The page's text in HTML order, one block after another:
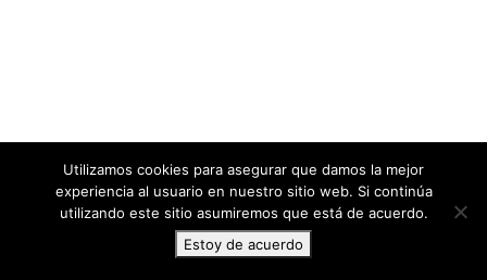
Utilizamos cookies para asegurar que damos la mejor
experiencia al usuario en nuestro sitio web. Si continúa
utilizando este sitio asumiremos que está de acuerdo.
Estoy de acuerdo